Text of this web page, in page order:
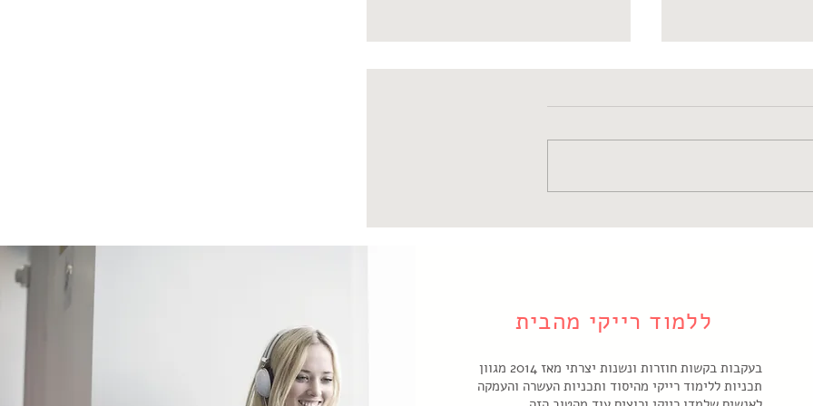
בעקבות בקשות חוזרות ונשנות יצרתי מאז 2014 מגוון
תכניות ללימוד רייקי מהיסוד ותכניות העשרה והעמקה